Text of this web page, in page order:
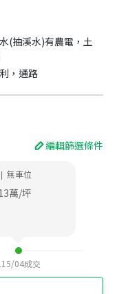
(抽溪水)有農電，土
，通路
編輯篩選條件
| 無車位
萬/坪
04成交